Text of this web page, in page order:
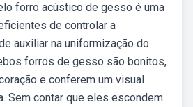
forro acústico de gesso é uma
de controlar a
auxiliar na uniformização do
forros de gesso são bonitos,
e conferem um visual
Sem contar que eles escondem